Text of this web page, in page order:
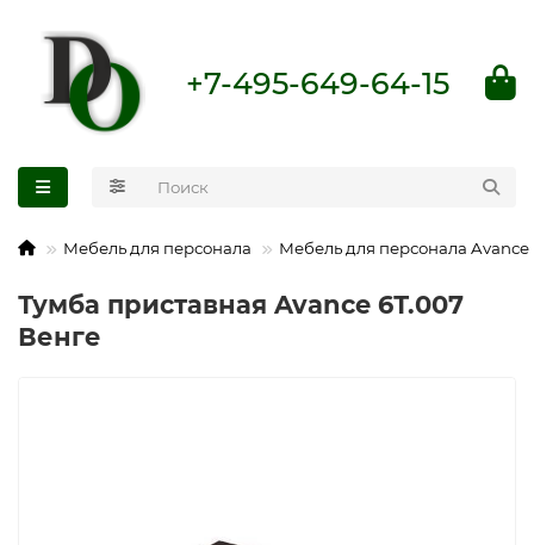
+7-495-649-64-15
Мебель для персонала Мебель для персонала Avance
Тумба приставная Avance 6Т.007
Венге